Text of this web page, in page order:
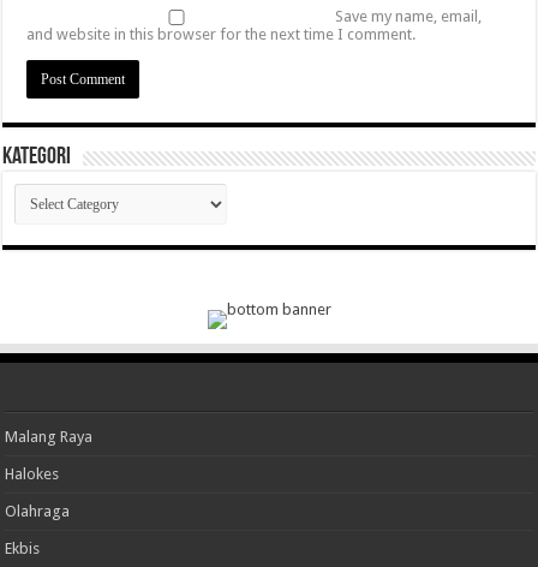
Save my name, email,
and website in this browser for the next time I comment.
Kategori
Kategori
Malang Raya
Halokes
Olahraga
Ekbis